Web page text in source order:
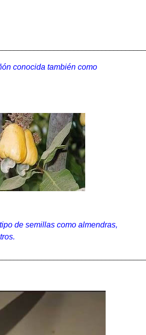
conocida también como
de semillas como almendras,